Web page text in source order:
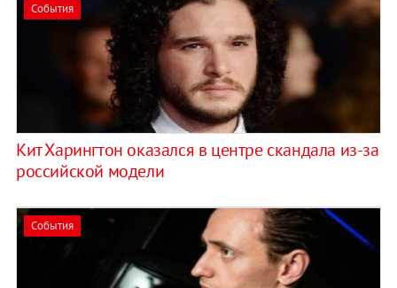
События
Кит Харингтон оказался в центре скандала из-за
российской модели
События